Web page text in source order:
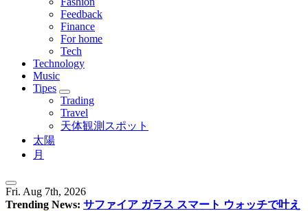
Feedback
Finance
For home
Tech
Technology
Music
Tipes
Trading
Travel
天体観測スポット
太陽
月
Fri. Aug 7th, 2026
Trending News: サファイア ガラス スマート ウォッチで叶え